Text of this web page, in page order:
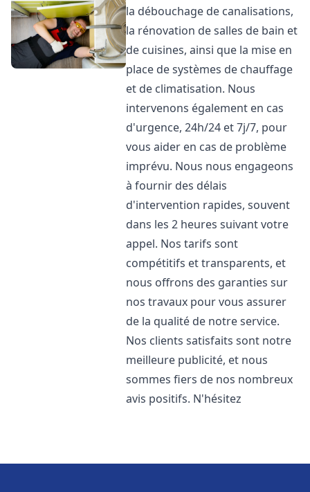
la débouchage de canalisations,
la rénovation de salles de bain et
de cuisines, ainsi que la mise en
place de systèmes de chauffage
et de climatisation. Nous
intervenons également en cas
d'urgence, 24h/24 et 7j/7, pour
vous aider en cas de problème
imprévu. Nous nous engageons
à fournir des délais
d'intervention rapides, souvent
dans les 2 heures suivant votre
appel. Nos tarifs sont
compétitifs et transparents, et
nous offrons des garanties sur
nos travaux pour vous assurer
de la qualité de notre service.
Nos clients satisfaits sont notre
meilleure publicité, et nous
sommes fiers de nos nombreux
avis positifs. N'hésitez